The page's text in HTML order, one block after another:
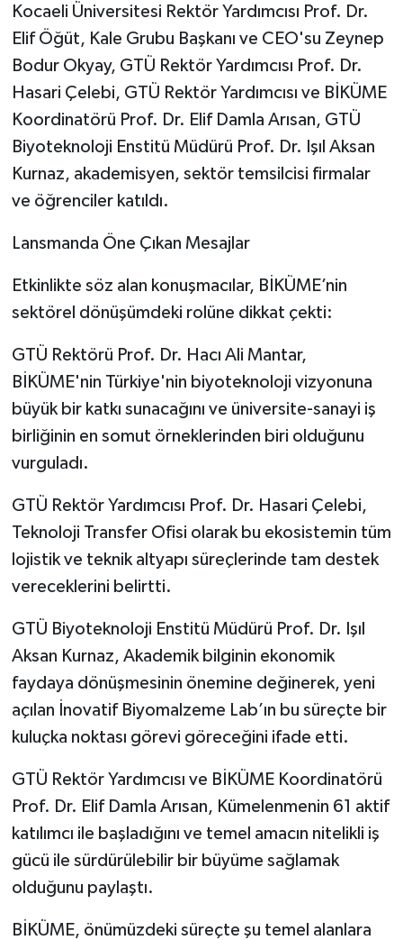
Kocaeli Üniversitesi Rektör Yardımcısı Prof. Dr.
Elif Öğüt, Kale Grubu Başkanı ve CEO'su Zeynep
Bodur Okyay, GTÜ Rektör Yardımcısı Prof. Dr.
Hasari Çelebi, GTÜ Rektör Yardımcısı ve BİKÜME
Koordinatörü Prof. Dr. Elif Damla Arısan, GTÜ
Biyoteknoloji Enstitü Müdürü Prof. Dr. Işıl Aksan
Kurnaz, akademisyen, sektör temsilcisi firmalar
ve öğrenciler katıldı.
Lansmanda Öne Çıkan Mesajlar
Etkinlikte söz alan konuşmacılar, BİKÜME’nin
sektörel dönüşümdeki rolüne dikkat çekti:
GTÜ Rektörü Prof. Dr. Hacı Ali Mantar,
BİKÜME'nin Türkiye'nin biyoteknoloji vizyonuna
büyük bir katkı sunacağını ve üniversite-sanayi iş
birliğinin en somut örneklerinden biri olduğunu
vurguladı.
GTÜ Rektör Yardımcısı Prof. Dr. Hasari Çelebi,
Teknoloji Transfer Ofisi olarak bu ekosistemin tüm
lojistik ve teknik altyapı süreçlerinde tam destek
vereceklerini belirtti.
GTÜ Biyoteknoloji Enstitü Müdürü Prof. Dr. Işıl
Aksan Kurnaz, Akademik bilginin ekonomik
faydaya dönüşmesinin önemine değinerek, yeni
açılan İnovatif Biyomalzeme Lab’ın bu süreçte bir
kuluçka noktası görevi göreceğini ifade etti.
GTÜ Rektör Yardımcısı ve BİKÜME Koordinatörü
Prof. Dr. Elif Damla Arısan, Kümelenmenin 61 aktif
katılımcı ile başladığını ve temel amacın nitelikli iş
gücü ile sürdürülebilir bir büyüme sağlamak
olduğunu paylaştı.
BİKÜME, önümüzdeki süreçte şu temel alanlara